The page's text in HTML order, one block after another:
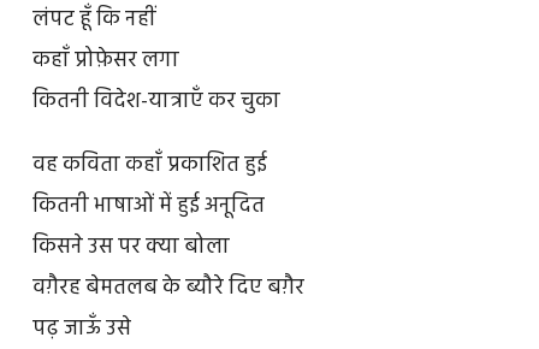
लंपट हूँ कि नहीं
कहाँ प्रोफ़ेसर लगा
कितनी विदेश-यात्राएँ कर चुका
वह कविता कहाँ प्रकाशित हुई
कितनी भाषाओं में हुई अनूदित
किसने उस पर क्या बोला
वग़ैरह बेमतलब के ब्यौरे दिए बग़ैर
पढ़ जाऊँ उसे